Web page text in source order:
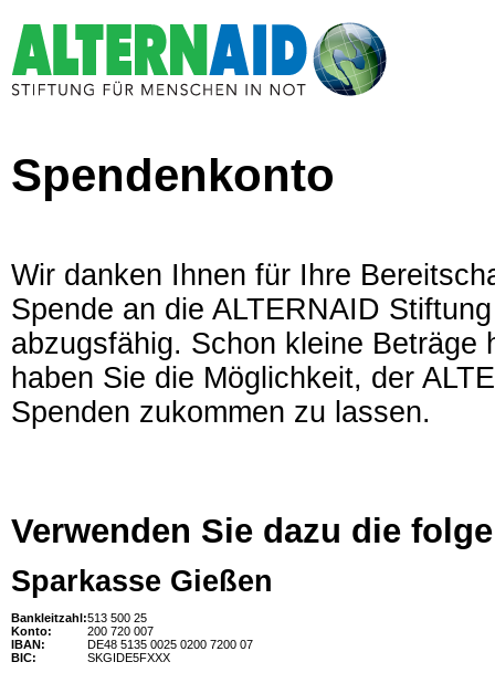
Spendenkonto
Wir danken Ihnen für Ihre
Spende an die ALTERNAID
abzugsfähig. Schon kleine
haben Sie die Möglichkeit, der
Spenden zukommen zu lassen.
Verwenden Sie dazu die
Sparkasse Gießen
Bankleitzahl:513 500 25
Konto:
200 720 007
IBAN:
DE48 5135 0025 0200 7200 07
BIC:
SKGIDE5FXXX